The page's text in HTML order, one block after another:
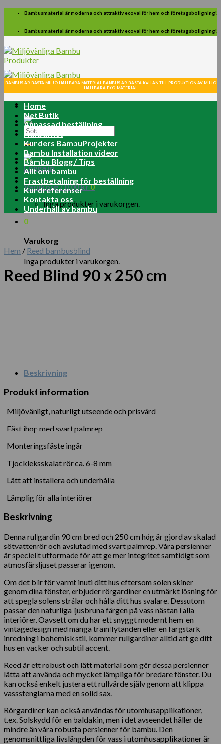
Skip
content
Bambusmaterial är moderna och attraktiv ecoval för hem och företagsboligning!
Bambusmaterial är moderna och attraktiv ecoval för hem och företagsboligning!
Sök
efter:
Logga in
Varukorg /0.00kr0
Inga produkter i varukorgen.
0
Varukorg
Inga produkter i varukorgen.
BAMBUS ÄR BÄSTA MILJÖ HÅLLBARA MATERIAL BAMBUS ÄR BÄSTA KÄLLAN TILL PRODUKTION AV MILJÖ
HÅLLBARA EKO-MATERIAL
Home
Net Butik
Anpassad beställning
Hållbarhet
Kunders BambuProjekter
Bambu Installation videor
Bambu Blogg / Tips
Allt om bambu
Fraktbetalning för beställning
Kundreferenser
Kontakta oss
Underhåll av bambu
Hem / Reed bambusblind
Reed Blind 90 x 250 cm
Beskrivning
Produkt information
Miljövänligt, naturligt utseende och prisvärd
Fäst ihop med svart palmrep
Monteringsfäste ingår
Tjockleksskalat rör ca. 6-8 mm
Lätt att installera och underhålla
Lämplig för alla interiörer
Beskrivning
Denna rullgardin 90 cm bred och 250 cm hög är gjord av skalad
sötvattenrör och avslutad med svart palmrep. Våra persienner
är speciellt utformade för att ge mer integritet samtidigt som
atmosfärsljuset passerar igenom.
Om det blir för varmt inuti ditt hus eftersom solen skiner
genom dina fönster, erbjuder rörgardiner en utmärkt lösning för
att spegla solens strålar och hålla ditt hus svalare. Dessutom
passar den naturliga ljusbruna färgen på vass nästan i alla
interiörer. Oavsett om du har ett snyggt modernt hem, en
vintagedesign med många träinflytanden eller en färgstark
inredning i bohemisk stil, kommer rullgardiner alltid att ge ditt
hus en vacker och subtil accent.
Reed är ett robust och lätt material som gör dessa persienner
lätta att använda och mycket lämpliga för bredare fönster. Du
kan också enkelt justera ett rullvärde själv genom att klippa
vassstenglarna med en solid sax.
Rörgardiner kan också användas för utomhusapplikationer,
t.ex. Solskydd för en baldakin, men i det avseendet håller de
mindre än våra robusta persienner för bambu. Den
genomsnittliga livslängden för vass i utomhusapplikationer är